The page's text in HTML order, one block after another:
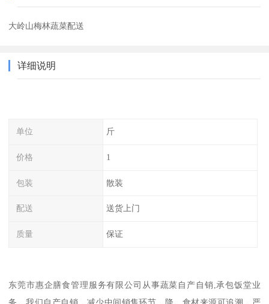
大岭山梅林蔬菜配送
详细说明
单位 斤
价格 1
包装 散装
配送 送货上门
质量 保证
东莞市惠企膳食管理服务有限公司从事蔬菜自产自销,承包饭堂业